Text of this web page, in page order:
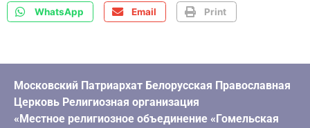
WhatsApp Email Print
Московский Патриархат Белорусская Православная
Церковь Религиозная организация
«Местное религиозное объединение «Гомельская